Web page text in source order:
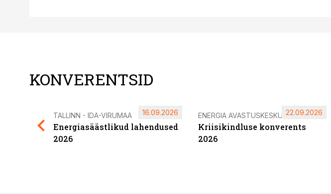
KONVERENTSID
TALLINN - IDA-VIRUMAA
Energiasäästlikud lahendused
2026
16.09.2026 ENERGIA AVASTUSKESKUS
Kriisikindluse konverents
2026
22.09.2026